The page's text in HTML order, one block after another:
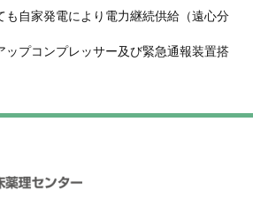
自家発電により電力継続供給（遠心分
プコンプレッサー及び緊急通報装置搭